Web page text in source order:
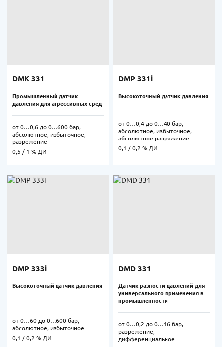
DMK 331
Промышленный датчик
давления для агрессивных сред
от 0…0,6 до 0…600 бар,
абсолютное, избыточное,
разрежение
0,5 / 1 % ДИ
DMP 331i
Высокоточный датчик давления
от 0…0,4 до 0…40 бар,
абсолютное, избыточное,
абсолютное разряжение
0,1 / 0,2 % ДИ
DMP 333i
Высокоточный датчик давления
от 0…60 до 0…600 бар,
абсолютное, избыточное
0,1 / 0,2 % ДИ
DMD 331
Датчик разности давлений для
универсального применения в
промышленности
от 0…0,2 до 0…16 бар,
разрежение,
дифференциальное